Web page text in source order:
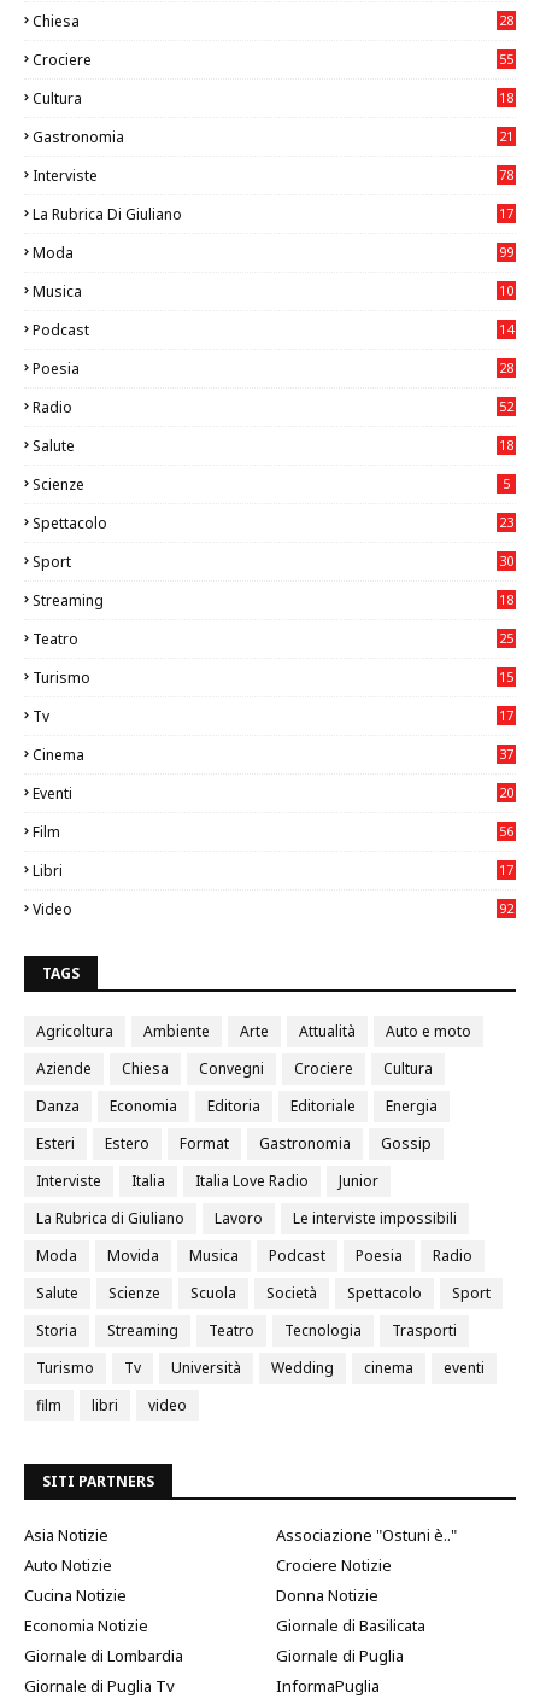
Chiesa
28
Crociere 55
Cultura
18
Gastronomia
21
Interviste 78
La Rubrica Di Giuliano
17
Moda 99
Musica
10
Podcast 14
Poesia 28
Radio 52
Salute
18
Scienze 5
Spettacolo 23
Sport
30
Streaming 18
Teatro
25
Turismo
15
Tv
17
Cinema
37
Eventi
20
Film
56
Libri
17
Video
92
TAGS
Agricoltura Ambiente Arte Attualità
Auto e moto
Aziende
Chiesa Convegni Crociere
Cultura
Danza
Economia Editoria Editoriale
Energia
Esteri
Estero Format Gastronomia
Gossip
Interviste
Italia Italia Love Radio
Junior
La Rubrica di Giuliano
Lavoro
Le interviste impossibili
Moda
Movida Musica Podcast Poesia
Radio
Salute
Scienze Scuola Società Spettacolo
Sport
Storia
Streaming Teatro Tecnologia
Trasporti
Turismo
Tv Università Wedding cinema
eventi
film
libri video
SITI PARTNERS
Asia Notizie
Associazione "Ostuni è.."
Auto Notizie
Crociere Notizie
Cucina Notizie
Donna Notizie
Economia Notizie
Giornale di Basilicata
Giornale di Lombardia
Giornale di Puglia
Giornale di Puglia Tv
InformaPuglia